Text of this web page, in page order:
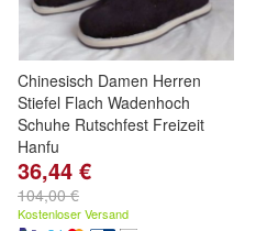
Chinesisch Damen Herren
Stiefel Flach Wadenhoch
Schuhe Rutschfest Freizeit
Hanfu
36,44 €
104,00 €
Kostenloser Versand